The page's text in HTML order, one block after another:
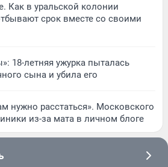
Как в уральской колонии
срок вместе со своими
18-летняя ужурка пыталась
сына и убила его
нужно расстаться». Московского
из-за мата в личном блоге